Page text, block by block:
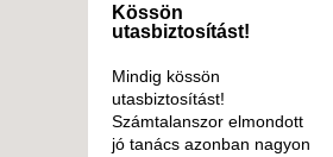
Kössön
utasbiztosítást!
Mindig kössön
utasbiztosítást!
Számtalanszor elmondott
jó tanács azonban nagyon